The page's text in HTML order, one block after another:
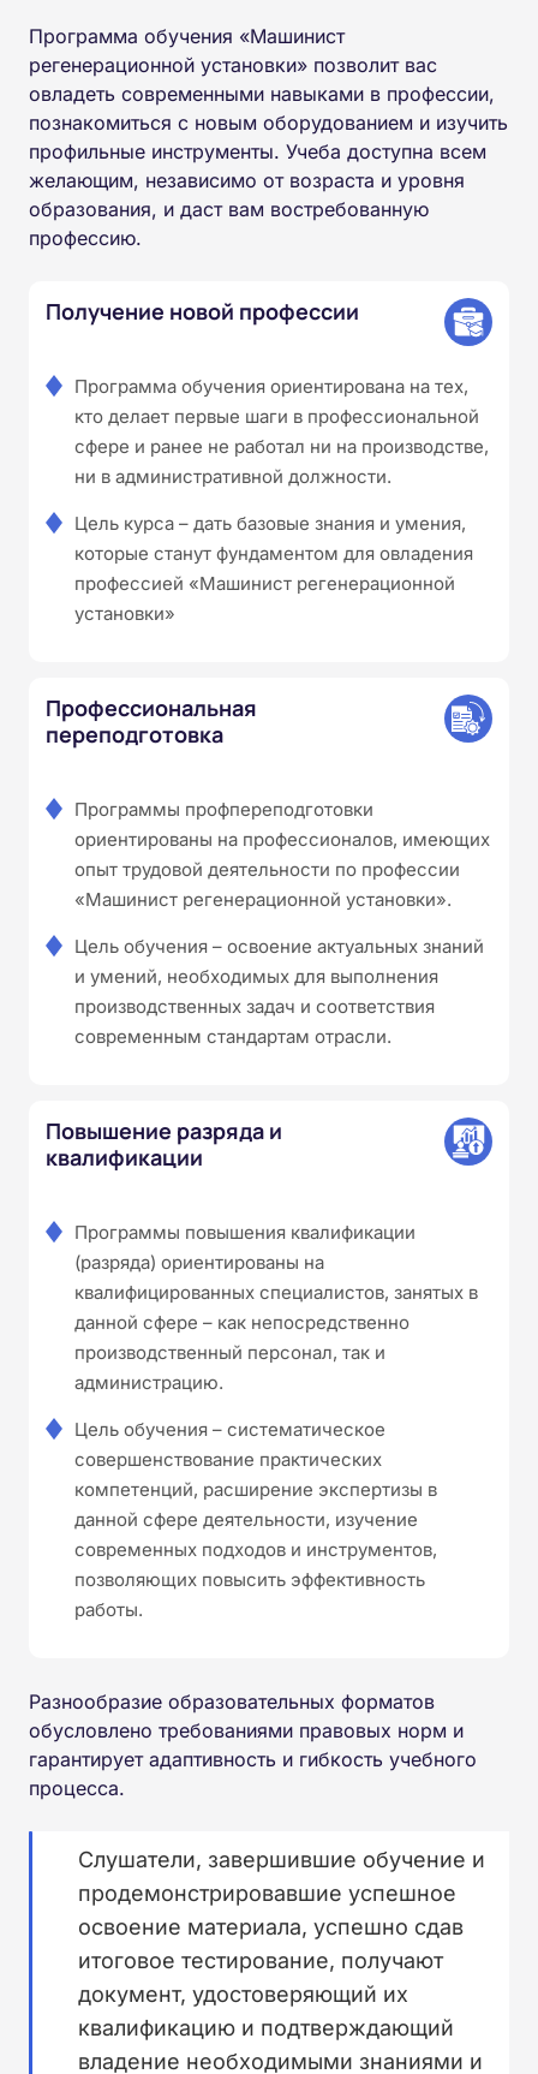
Программа обучения «Машинист
регенерационной установки» позволит вас
овладеть современными навыками в профессии,
познакомиться с новым оборудованием и изучить
профильные инструменты. Учеба доступна всем
желающим, независимо от возраста и уровня
образования, и даст вам востребованную
профессию.
Получение новой профессии
Программа обучения ориентирована на тех,
кто делает первые шаги в профессиональной
сфере и ранее не работал ни на производстве,
ни в административной должности.
Цель курса – дать базовые знания и умения,
которые станут фундаментом для овладения
профессией «Машинист регенерационной
установки»
Профессиональная
переподготовка
Программы профпереподготовки
ориентированы на профессионалов, имеющих
опыт трудовой деятельности по профессии
«Машинист регенерационной установки».
Цель обучения – освоение актуальных знаний
и умений, необходимых для выполнения
производственных задач и соответствия
современным стандартам отрасли.
Повышение разряда и
квалификации
Программы повышения квалификации
(разряда) ориентированы на
квалифицированных специалистов, занятых в
данной сфере – как непосредственно
производственный персонал, так и
администрацию.
Цель обучения – систематическое
совершенствование практических
компетенций, расширение экспертизы в
данной сфере деятельности, изучение
современных подходов и инструментов,
позволяющих повысить эффективность
работы.
Разнообразие образовательных форматов
обусловлено требованиями правовых норм и
гарантирует адаптивность и гибкость учебного
процесса.
Слушатели, завершившие обучение и
продемонстрировавшие успешное
освоение материала, успешно сдав
итоговое тестирование, получают
документ, удостоверяющий их
квалификацию и подтверждающий
владение необходимыми знаниями и